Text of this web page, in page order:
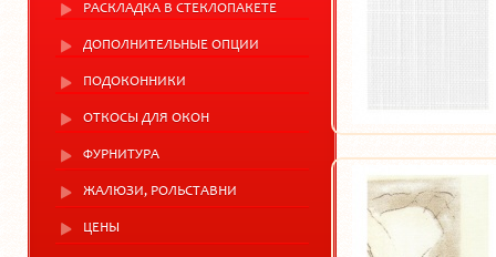
РАСКЛАДКА В СТЕКЛОПАКЕТЕ
ДОПОЛНИТЕЛЬНЫЕ ОПЦИИ
ПОДОКОННИКИ
ОТКОСЫ ДЛЯ ОКОН
ФУРНИТУРА
ЖАЛЮЗИ, РОЛЬСТАВНИ
ЦЕНЫ